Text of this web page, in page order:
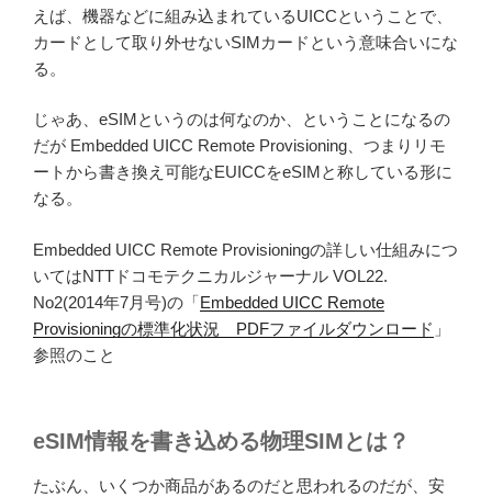
えば、機器などに組み込まれているUICCということで、
カードとして取り外せないSIMカードという意味合いにな
る。
じゃあ、eSIMというのは何なのか、ということになるの
だが Embedded UICC Remote Provisioning、つまりリモ
ートから書き換え可能なEUICCをeSIMと称している形に
なる。
Embedded UICC Remote Provisioningの詳しい仕組みにつ
いてはNTTドコモテクニカルジャーナル VOL22.
No2(2014年7月号)の「Embedded UICC Remote
Provisioningの標準化状況 PDFファイルダウンロード 」
参照のこと
eSIM情報を書き込める物理SIMとは？
たぶん、いくつか商品があるのだと思われるのだが、安